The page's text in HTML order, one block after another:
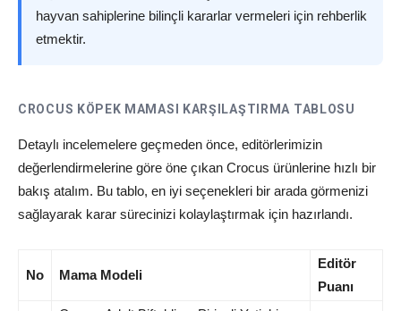
hayvan sahiplerine bilinçli kararlar vermeleri için rehberlik
etmektir.
CROCUS KÖPEK MAMASI KARŞILAŞTIRMA TABLOSU
Detaylı incelemelere geçmeden önce, editörlerimizin
değerlendirmelerine göre öne çıkan Crocus ürünlerine hızlı bir
bakış atalım. Bu tablo, en iyi seçenekleri bir arada görmenizi
sağlayarak karar sürecinizi kolaylaştırmak için hazırlandı.
No Mama Modeli
Editör
Puanı